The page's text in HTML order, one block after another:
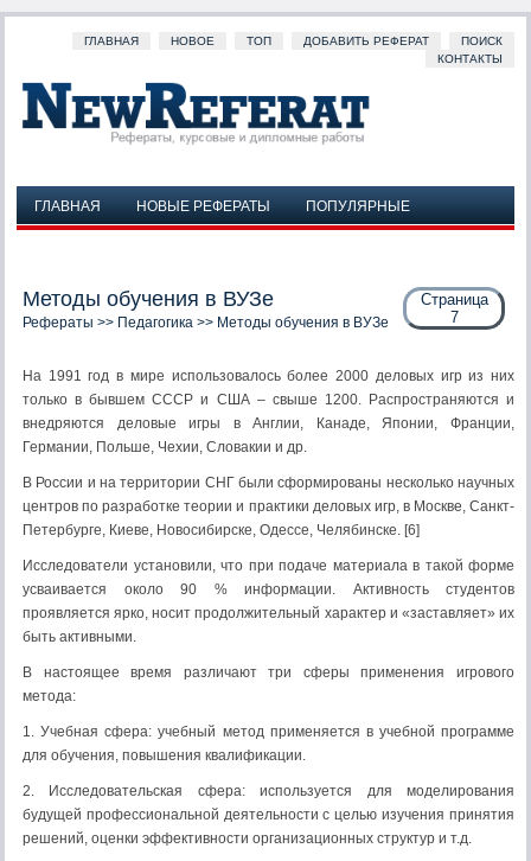
ГЛАВНАЯ НОВОЕ ТОП ДОБАВИТЬ РЕФЕРАТ
ПОИСК
КОНТАКТЫ
ГЛАВНАЯ НОВЫЕ РЕФЕРАТЫ
ПОПУЛЯРНЫЕ
Страница
7
Методы обучения в ВУЗе
Рефераты >> Педагогика >> Методы обучения в ВУЗе
На 1991 год в мире использовалось более 2000 деловых игр из них
только в бывшем СССР и США – свыше 1200. Распространяются и
внедряются деловые игры в Англии, Канаде, Японии, Франции,
Германии, Польше, Чехии, Словакии и др.
В России и на территории СНГ были сформированы несколько научных
центров по разработке теории и практики деловых игр, в Москве, Санкт-
Петербурге, Киеве, Новосибирске, Одессе, Челябинске. [6]
Исследователи установили, что при подаче материала в такой форме
усваивается около 90 % информации. Активность студентов
проявляется ярко, носит продолжительный характер и «заставляет» их
быть активными.
В настоящее время различают три сферы применения игрового
метода:
1. Учебная сфера: учебный метод применяется в учебной программе
для обучения, повышения квалификации.
2. Исследовательская сфера: используется для моделирования
будущей профессиональной деятельности с целью изучения принятия
решений, оценки эффективности организационных структур и т.д.